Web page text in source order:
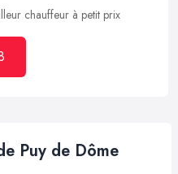
chauffeur à petit prix
Puy de Dôme